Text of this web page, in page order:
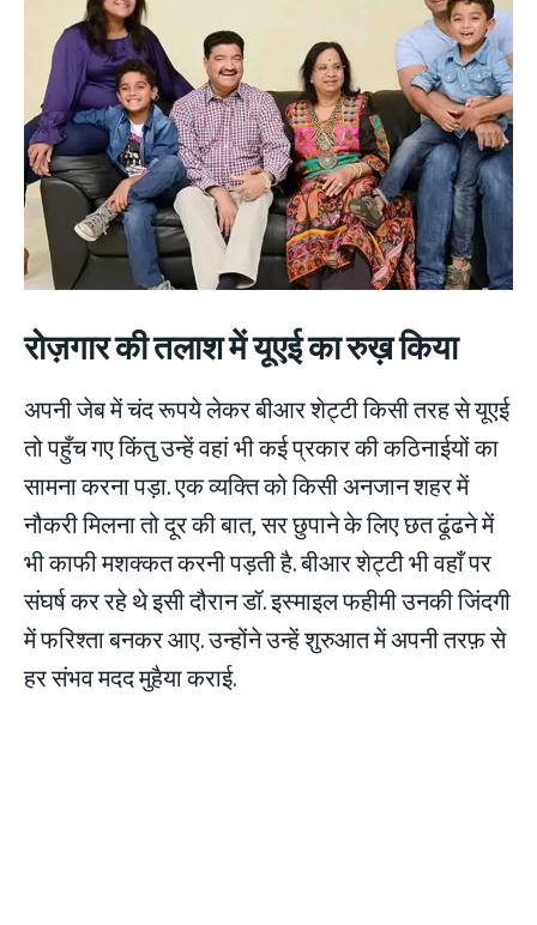
रोज़गार की तलाश मेंयूएई का रुख़ किया
अपनी जेब में चंद रूपये लेकर बीआर शेट्टी किसी तरह से यूएई
तो पहुँच गए किंतु उन्हें वहां भी कई प्रकार की कठिनाईयों का
सामना करना पड़ा. एक व्यक्ति को किसी अनजान शहर में
नौकरी मिलना तो दूर की बात, सर छुपाने के लिए छत ढूंढने में
भी काफी मशक्कत करनी पड़ती है. बीआर शेट्टी भी वहाँ पर
संघर्ष कर रहे थे इसी दौरान डॉ. इस्माइल फहीमी उनकी जिंदगी
में फरिश्ता बनकर आए. उन्होंने उन्हें शुरुआत में अपनी तरफ़ से
हर संभव मदद मुहैया कराई.